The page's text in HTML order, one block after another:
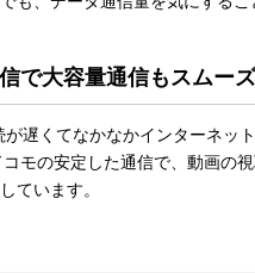
で大容量通信もスムー
遅くてなかなかインターネッ
モの安定した通信で、動画の
ています。